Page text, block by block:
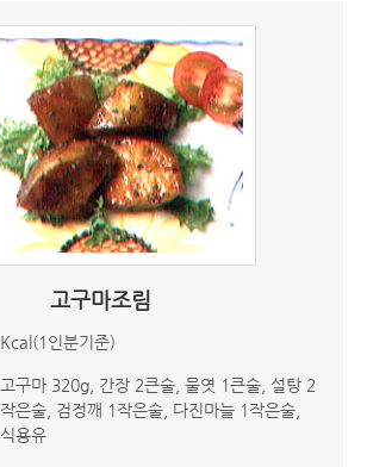
고구마조림
Kcal(1인분기준)
고구마 320g, 간장 2큰술, 물엿 1큰술, 설탕 2
작은술, 검정깨 1작은술, 다진마늘 1작은술,
식용유